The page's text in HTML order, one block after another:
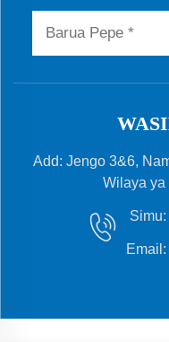
Add: Jengo 3&6,
Wilaya ya
Simu:
Email: